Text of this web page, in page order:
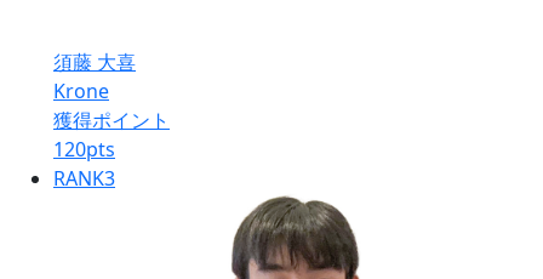
須藤 大喜
Krone
獲得ポイント
120pts
RANK3